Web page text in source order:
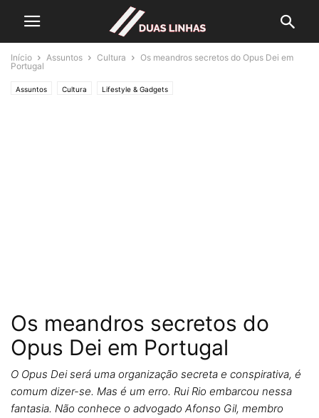
Início Assuntos Cultura
Os meandros secretos do Opus Dei em
Portugal
Assuntos Cultura Lifestyle & Gadgets
Os meandros secretos do
Opus Dei em Portugal
O Opus Dei será uma organização secreta e conspirativa, é
comum dizer-se. Mas é um erro. Rui Rio embarcou nessa
fantasia. Não conhece o advogado Afonso Gil, membro